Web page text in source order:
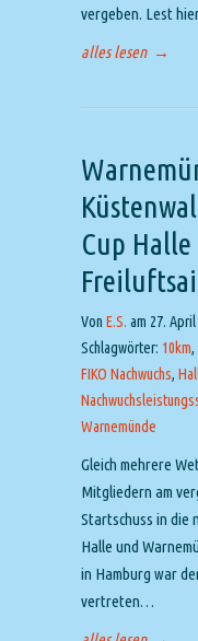
vergeben. Lest
alles lesen →
Cup
Von E.S. am 27. April
Schlagwörter: 10km,
FIKO Nachwuchs,
Warnemünde
Gleich mehrere
Mitgliedern am
Startschuss in die
Halle und
in Hamburg war
vertreten…